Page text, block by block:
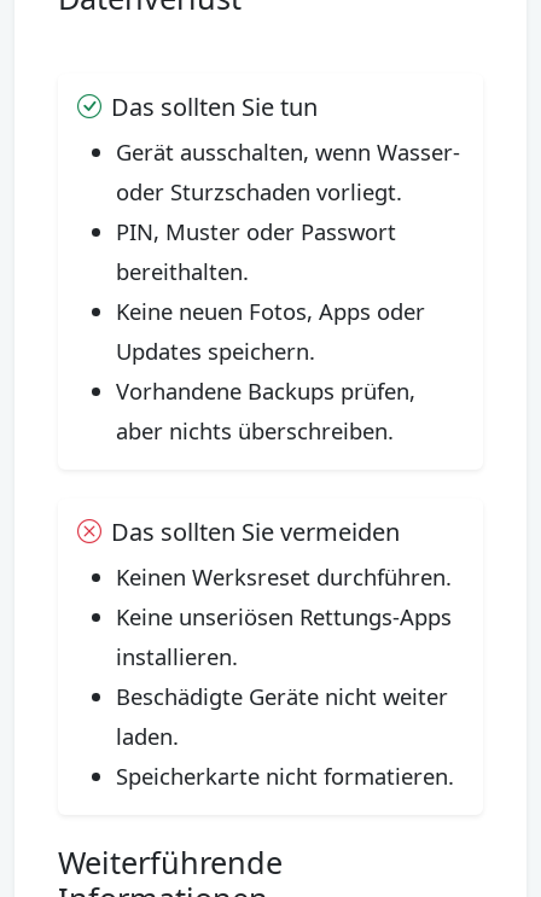
Das sollten Sie tun
Gerät ausschalten, wenn Wasser-
oder Sturzschaden vorliegt.
PIN, Muster oder Passwort
bereithalten.
Keine neuen Fotos, Apps oder
Updates speichern.
Vorhandene Backups prüfen,
aber nichts überschreiben.
Das sollten Sie vermeiden
Keinen Werksreset durchführen.
Keine unseriösen Rettungs-Apps
installieren.
Beschädigte Geräte nicht weiter
laden.
Speicherkarte nicht formatieren.
Weiterführende